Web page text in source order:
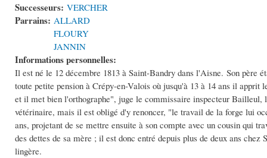
Successeurs: VERCHER
Parrains: ALLARD
FLOURY
JANNIN
Informations personnelles:
Il est né le 12 décembre 1813 à Saint-Bandry dans l'Aisne. Son
toute petite pension à Crépy-en-Valois où jusqu'à 13 à 14 ans il
et il met bien l'orthographe", juge le commissaire inspecteur
vétérinaire, mais il est obligé d'y renoncer, "le travail de la forge lui
ans, projetant de se mettre ensuite à son compte avec un cousin qui
des dettes de sa mère ; il est donc entré depuis plus de deux ans
lingère.